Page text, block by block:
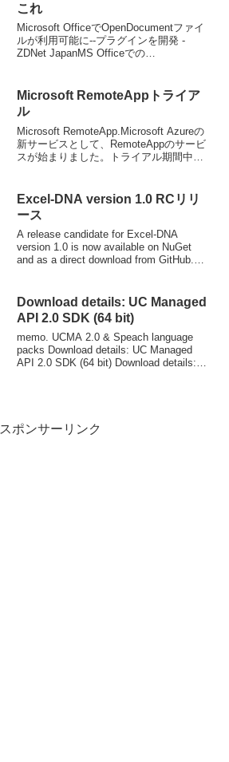
これ
Microsoft OfficeでOpenDocumentファイ
ルが利用可能に--プラグインを開発 -
ZDNet JapanMS Officeでの
プンソー...
Microsoft RemoteAppトライア
ル
Microsoft RemoteApp.Microsoft Azureの
新サービスとして、RemoteAppのサービ
スが始まりました。トライアル期間中は
はある前提...
Excel-DNA version 1.0 RCリリ
ース
A release candidate for Excel-DNA
version 1.0 is now available on NuGet
and as a direct download from GitHub.
Download details: UC Managed
API 2.0 SDK (64 bit)
memo. UCMA 2.0 & Speach language
packs Download details: UC Managed
API 2.0 SDK (64 bit) Download details:
スポンサーリンク